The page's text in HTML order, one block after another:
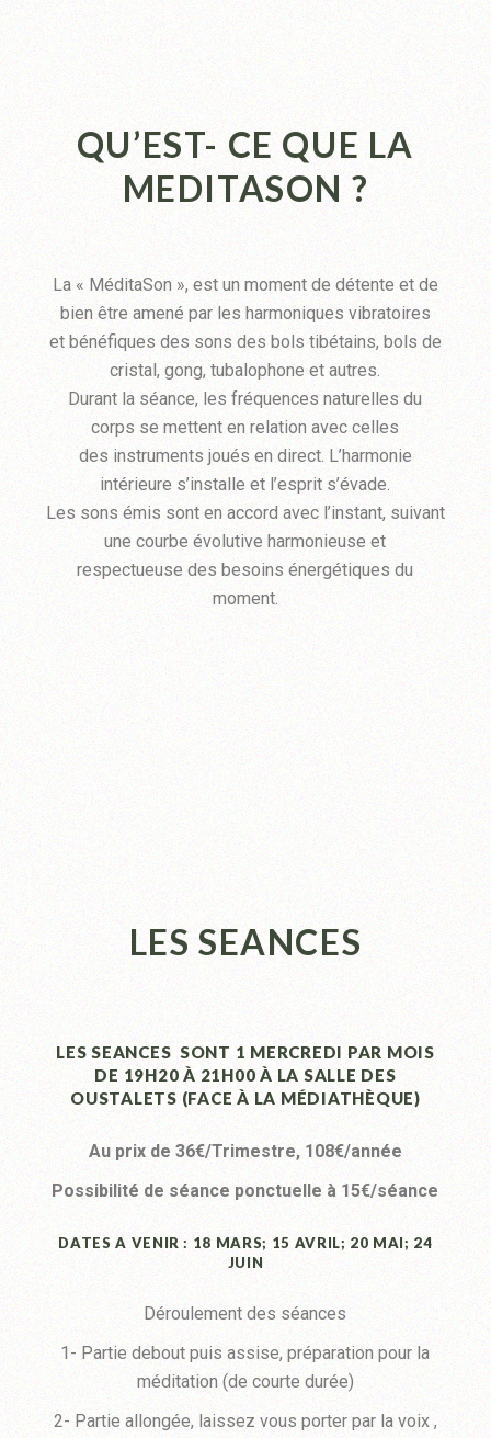
QU’EST- CE QUE LA
MEDITASON ?
La « MéditaSon », est un moment de détente et de
bien être amené par les harmoniques vibratoires
et bénéfiques des sons des bols tibétains, bols de
cristal, gong, tubalophone et autres.
Durant la séance, les fréquences naturelles du
corps se mettent en relation avec celles
des instruments joués en direct. L’harmonie
intérieure s’installe et l’esprit s’évade.
Les sons émis sont en accord avec l’instant, suivant
une courbe évolutive harmonieuse et
respectueuse des besoins énergétiques du
moment.
LES SEANCES
LES SEANCES SONT 1 MERCREDI PAR MOIS
DE 19H20 À 21H00 À LA SALLE DES
OUSTALETS (FACE À LA MÉDIATHÈQUE)
Au prix de 36€/Trimestre, 108€/année
Possibilité de séance ponctuelle à 15€/séance
DATES A VENIR : 18 MARS; 15 AVRIL; 20 MAI; 24
JUIN
Déroulement des séances
1- Partie debout puis assise, préparation pour la
méditation (de courte durée)
2- Partie allongée, laissez vous porter par la voix ,